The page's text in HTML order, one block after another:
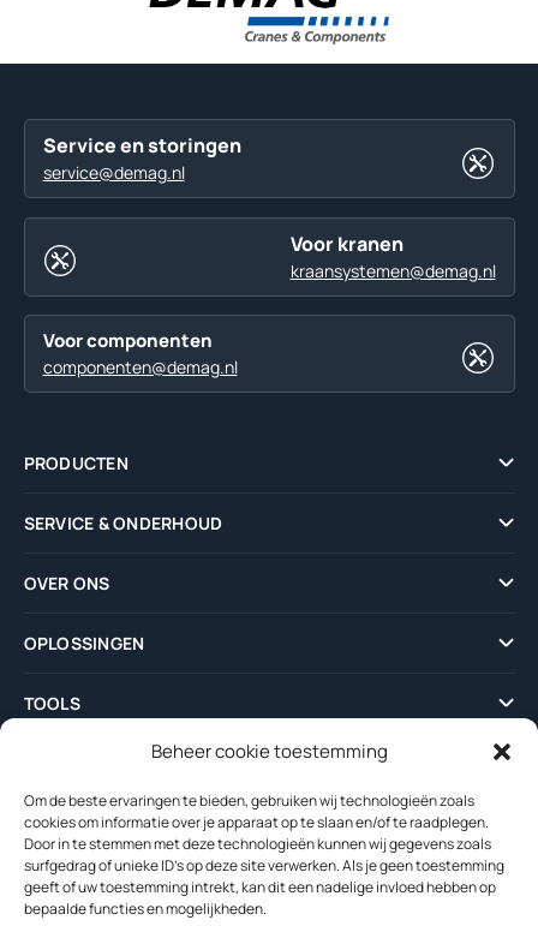
Beheer cookie toestemming
Om de beste ervaringen te bieden, gebruiken wij technologieën zoals
cookies om informatie over je apparaat op te slaan en/of te raadplegen.
Door in te stemmen met deze technologieën kunnen wij gegevens zoals
surfgedrag of unieke ID's op deze site verwerken. Als je geen toestemming
geeft of uw toestemming intrekt, kan dit een nadelige invloed hebben op
bepaalde functies en mogelijkheden.
Service en storingen
service@demag.nl
Voor kranen
kraansystemen@demag.nl
Voor componenten
componenten@demag.nl
PRODUCTEN
SERVICE & ONDERHOUD
OVER ONS
OPLOSSINGEN
TOOLS